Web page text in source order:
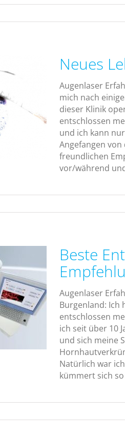
Neues
Augenlaser
mich nach
dieser Klinik
entschlossen
und ich kann
Angefangen
freundlichen
vor/während
Beste
Augenlaser
Burgenland: Ich
entschlossen
ich seit über 10
und sich meine
Natürlich war
kümmert sich